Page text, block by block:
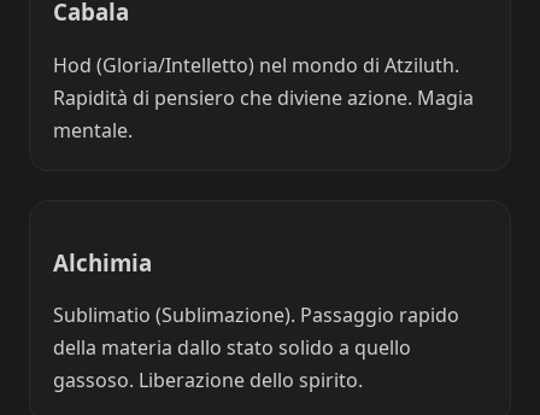
Cabala
Hod (Gloria/Intelletto) nel mondo di Atziluth.
Rapidità di pensiero che diviene azione. Magia
mentale.
Alchimia
Sublimatio (Sublimazione). Passaggio rapido
della materia dallo stato solido a quello
gassoso. Liberazione dello spirito.